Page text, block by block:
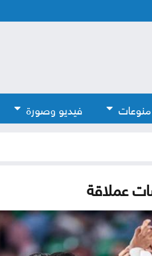
منوعات فيديو وصورة
عملاقة